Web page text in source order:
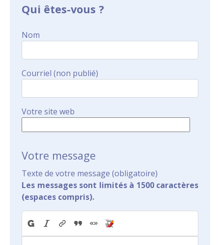
Qui êtes-vous ?
Nom
Courriel (non publié)
Votre site web
Votre message
Texte de votre message (obligatoire)
Les messages sont limités à 1500 caractères
(espaces compris).